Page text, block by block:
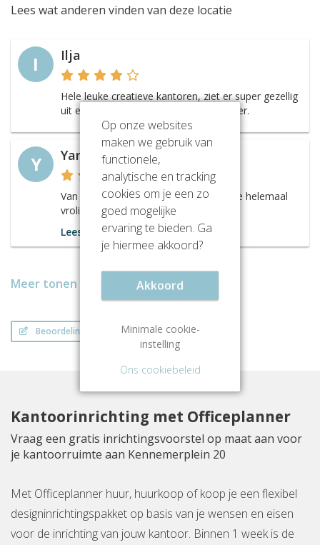
Lees wat anderen vinden van deze locatie
I Ilja
Hele leuke creatieve kantoren, ziet er super gezellig
uit en creëert een erg prettige werksfeer.
Y Yara
Van deze leuke kantoorruimten word je helemaal
vrolijk!!
Lees meer
Meer tonen
Beoordeling schrijven
Kantoorinrichting met Officeplanner
Vraag een gratis inrichtingsvoorstel op maat aan voor
je kantoorruimte aan Kennemerplein 20
Met Officeplanner huur, huurkoop of koop je een flexibel
designinrichtingspakket op basis van je wensen en eisen
voor de inrichting van jouw kantoor. Binnen 1 week is de
Op onze websites
maken we gebruik van
functionele,
analytische en tracking
cookies om je een zo
goed mogelijke
ervaring te bieden. Ga
je hiermee akkoord?
Akkoord
Minimale cookie-
instelling
Ons cookiebeleid